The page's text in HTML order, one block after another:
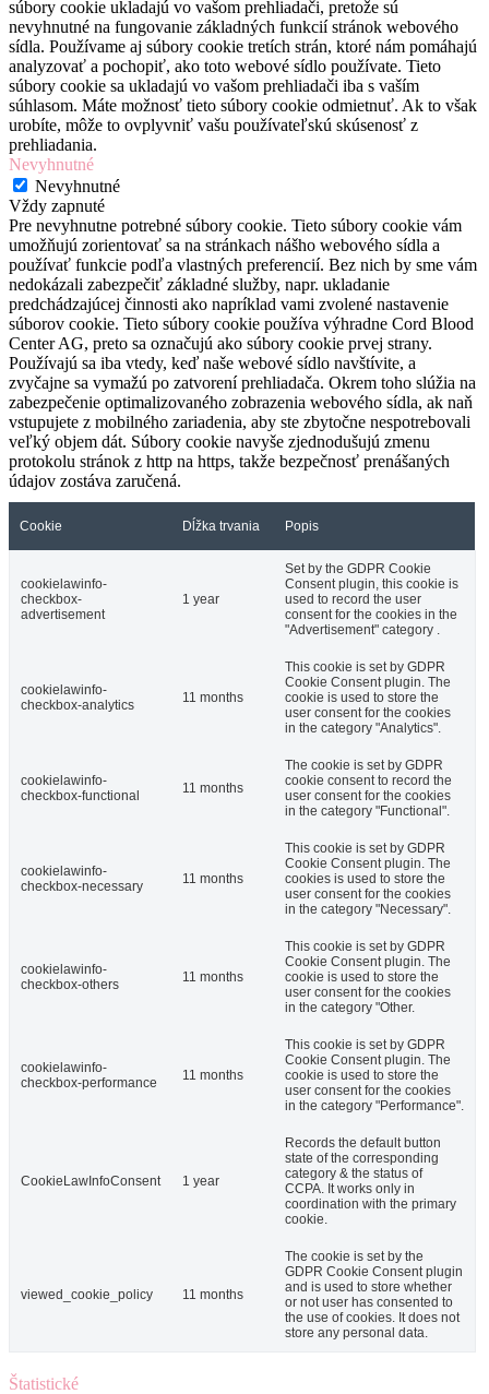
súbory cookie ukladajú vo vašom prehliadači, pretože sú
nevyhnutné na fungovanie základných funkcií stránok webového
sídla. Používame aj súbory cookie tretích strán, ktoré nám pomáhajú
analyzovať a pochopiť, ako toto webové sídlo používate. Tieto
súbory cookie sa ukladajú vo vašom prehliadači iba s vaším
súhlasom. Máte možnosť tieto súbory cookie odmietnuť. Ak to však
urobíte, môže to ovplyvniť vašu používateľskú skúsenosť z
prehliadania.
Nevyhnutné
Nevyhnutné
Vždy zapnuté
Pre nevyhnutne potrebné súbory cookie. Tieto súbory cookie vám
umožňujú zorientovať sa na stránkach nášho webového sídla a
používať funkcie podľa vlastných preferencií. Bez nich by sme vám
nedokázali zabezpečiť základné služby, napr. ukladanie
predchádzajúcej činnosti ako napríklad vami zvolené nastavenie
súborov cookie. Tieto súbory cookie používa výhradne Cord Blood
Center AG, preto sa označujú ako súbory cookie prvej strany.
Používajú sa iba vtedy, keď naše webové sídlo navštívite, a
zvyčajne sa vymažú po zatvorení prehliadača. Okrem toho slúžia na
zabezpečenie optimalizovaného zobrazenia webového sídla, ak naň
vstupujete z mobilného zariadenia, aby ste zbytočne nespotrebovali
veľký objem dát. Súbory cookie navyše zjednodušujú zmenu
protokolu stránok z http na https, takže bezpečnosť prenášaných
údajov zostáva zaručená.
Cookie Dĺžka trvania Popis
cookielawinfo-
checkbox-
advertisement
1 year
Set by the GDPR Cookie
Consent plugin, this cookie is
used to record the user
consent for the cookies in the
"Advertisement" category .
cookielawinfo-
checkbox-analytics
11 months
This cookie is set by GDPR
Cookie Consent plugin. The
cookie is used to store the
user consent for the cookies
in the category "Analytics".
cookielawinfo-
checkbox-functional
11 months
The cookie is set by GDPR
cookie consent to record the
user consent for the cookies
in the category "Functional".
cookielawinfo-
checkbox-necessary
11 months
This cookie is set by GDPR
Cookie Consent plugin. The
cookies is used to store the
user consent for the cookies
in the category "Necessary".
cookielawinfo-
checkbox-others
11 months
This cookie is set by GDPR
Cookie Consent plugin. The
cookie is used to store the
user consent for the cookies
in the category "Other.
cookielawinfo-
checkbox-performance
11 months
This cookie is set by GDPR
Cookie Consent plugin. The
cookie is used to store the
user consent for the cookies
in the category "Performance".
CookieLawInfoConsent 1 year
Records the default button
state of the corresponding
category & the status of
CCPA. It works only in
coordination with the primary
cookie.
viewed_cookie_policy 11 months
The cookie is set by the
GDPR Cookie Consent plugin
and is used to store whether
or not user has consented to
the use of cookies. It does not
store any personal data.
Štatistické